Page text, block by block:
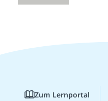
Zum Lernportal